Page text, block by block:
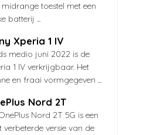
midrange toestel met een
batterij ...
Xperia 1 IV
medio juni 2022 is de
1 IV verkrijgbaar. Het
en fraai vormgegeven ...
Nord 2T
Nord 2T 5G is een
verbeterde versie van de